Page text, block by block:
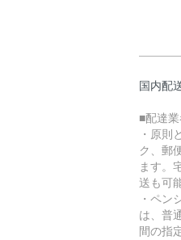
国内配
■配達
・原則
ク、郵
ます。
送も可
・ペン
は、普
間の指